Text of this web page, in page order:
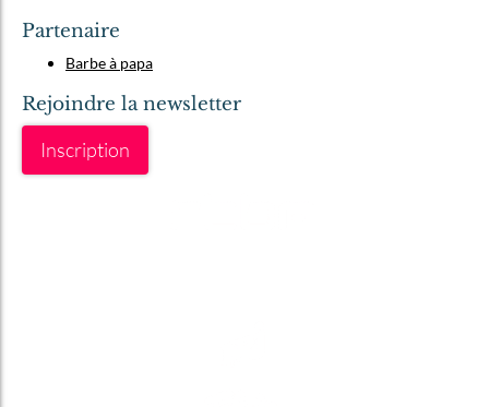
Partenaire
Barbe à papa
Rejoindre la newsletter
Inscription